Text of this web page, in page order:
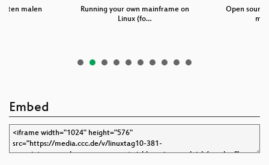
malen
Running your own mainframe on
Linux (fo…
Open
Embed